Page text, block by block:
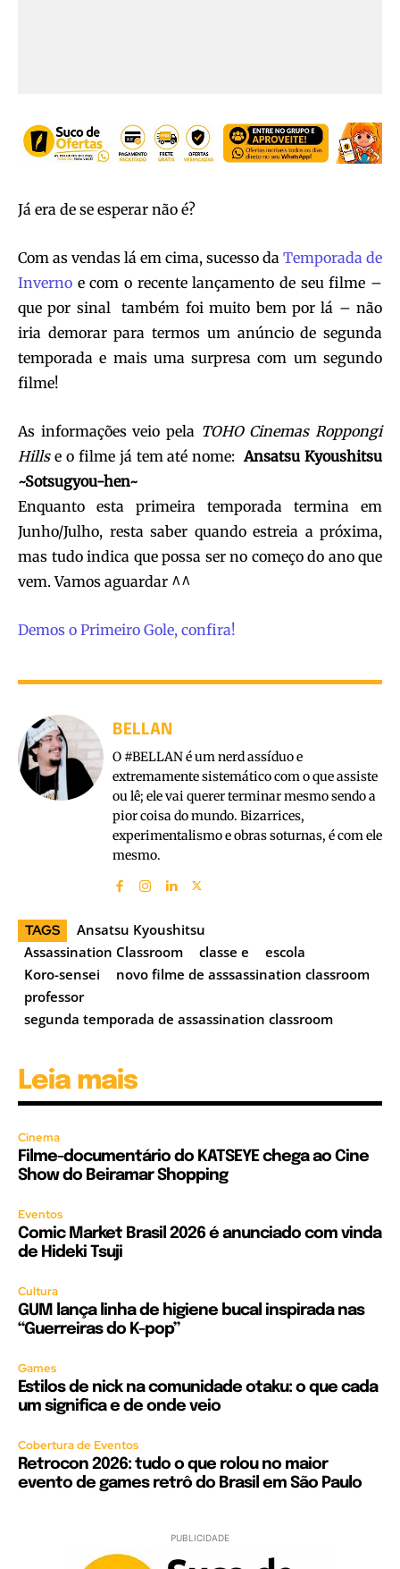
Já era de se esperar não é?
Com as vendas lá em cima, sucesso da Temporada de
Inverno e com o recente lançamento de seu filme –
que por sinal também foi muito bem por lá – não
iria demorar para termos um anúncio de segunda
temporada e mais uma surpresa com um segundo
filme!
As informações veio pela TOHO Cinemas Roppongi
Hills e o filme já tem até nome:Ansatsu Kyoushitsu
~Sotsugyou-hen~
Enquanto esta primeira temporada termina em
Junho/Julho, resta saber quando estreia a próxima,
mas tudo indica que possa ser no começo do ano que
vem. Vamos aguardar ^^
Demos o Primeiro Gole, confira!
BELLAN
O #BELLAN é um nerd assíduo e
extremamente sistemático com o que assiste
ou lê; ele vai querer terminar mesmo sendo a
pior coisa do mundo. Bizarrices,
experimentalismo e obras soturnas, é com ele
mesmo.
TAGS
Ansatsu Kyoushitsu
Assassination Classroom
classe e
escola
Koro-sensei
novo filme de asssassination classroom
professor
segunda temporada de assassination classroom
Leia mais
Cinema
Filme-documentário do KATSEYE chega ao Cine
Show do Beiramar Shopping
Eventos
Comic Market Brasil 2026 é anunciado com vinda
de Hideki Tsuji
Cultura
GUM lança linha de higiene bucal inspirada nas
“Guerreiras do K-pop”
Games
Estilos de nick na comunidade otaku: o que cada
um significa e de onde veio
Cobertura de Eventos
Retrocon 2026: tudo o que rolou no maior
evento de games retrô do Brasil em São Paulo
PUBLICIDADE